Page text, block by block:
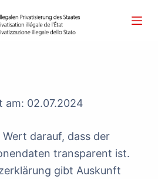
am: 02.07.2024
darauf, dass der
transparent ist.
gibt Auskunft